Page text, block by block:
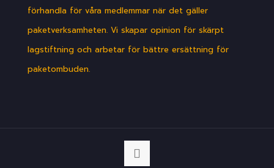
förhandla för våra medlemmar när det gäller
paketverksamheten. Vi skapar opinion för skärpt
lagstiftning och arbetar för bättre ersättning för
paketombuden.